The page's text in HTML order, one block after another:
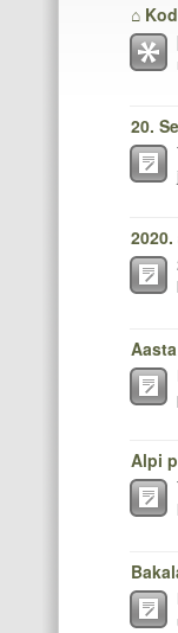
⌂
20.
Alpi